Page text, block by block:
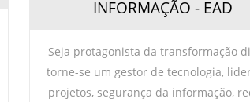
INFORMAÇÃO - EAD
Seja protagonista da transformação
torne-se um gestor de tecnologia,
projetos, segurança da informação,